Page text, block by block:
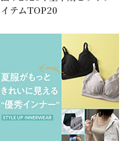
イテムTOP20